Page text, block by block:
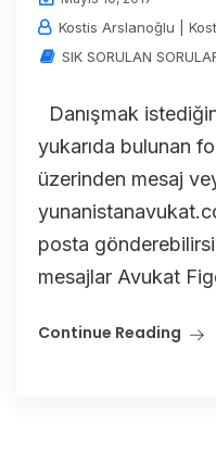
Kostis Arslanoğlu |
SIK SORULAN
Danışmak
yukarıda bulunan
üzerinden mesaj
posta
mesajlar Avukat
Continue Reading